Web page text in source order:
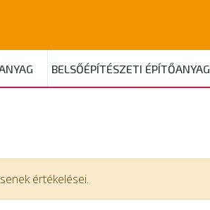
BELSŐÉPÍTÉSZETI ÉPÍTŐANYAG
értékelései.